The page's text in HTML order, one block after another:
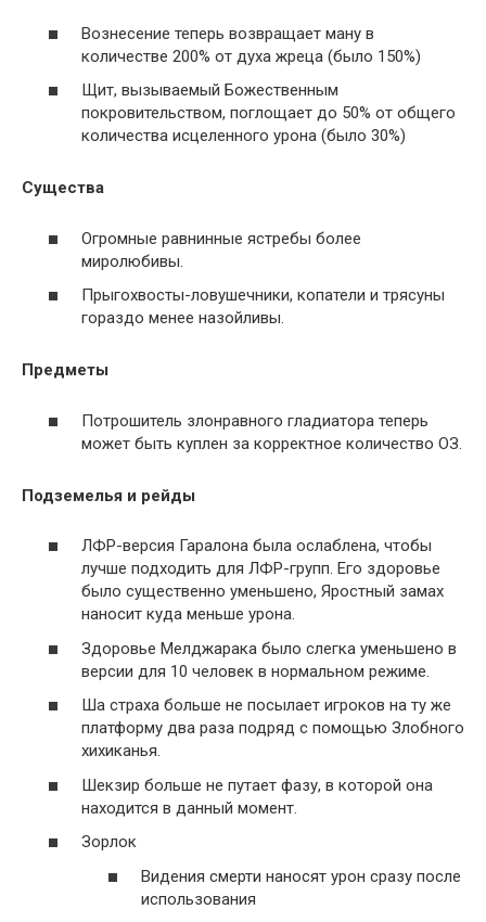
Вознесение теперь возвращает ману в
количестве 200% от духа жреца (было 150%)
Щит, вызываемый Божественным
покровительством, поглощает до 50% от общего
количества исцеленного урона (было 30%)
Существа
Огромные равнинные ястребы более
миролюбивы.
Прыгохвосты-ловушечники, копатели и трясуны
гораздо менее назойливы.
Предметы
Потрошитель злонравного гладиатора теперь
может быть куплен за корректное количество ОЗ.
Подземелья и рейды
ЛФР-версия Гаралона была ослаблена, чтобы
лучше подходить для ЛФР-групп. Его здоровье
было существенно уменьшено, Яростный замах
наносит куда меньше урона.
Здоровье Мелджарака было слегка уменьшено в
версии для 10 человек в нормальном режиме.
Ша страха больше не посылает игроков на ту же
платформу два раза подряд с помощью Злобного
хихиканья.
Шекзир больше не путает фазу, в которой она
находится в данный момент.
Зорлок
Видения смерти наносят урон сразу после
использования